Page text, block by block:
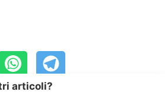
articoli?